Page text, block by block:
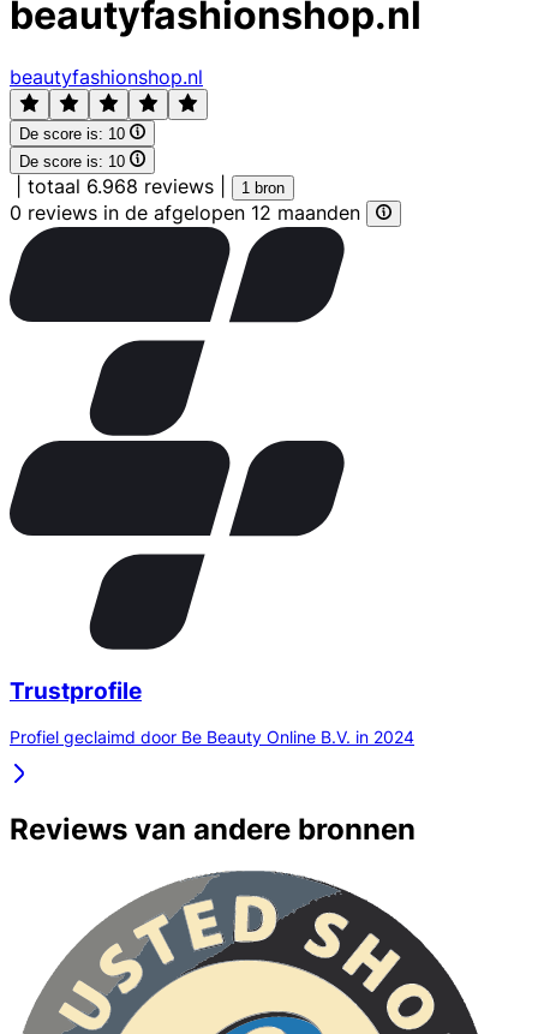
beautyfashionshop.nl
beautyfashionshop.nl
De score is: 10
De score is: 10
totaal 6.968 reviews 1 bron
0 reviews in de afgelopen 12 maanden
Trustprofile
Profiel geclaimd door Be Beauty Online B.V. in 2024
Reviews van andere bronnen